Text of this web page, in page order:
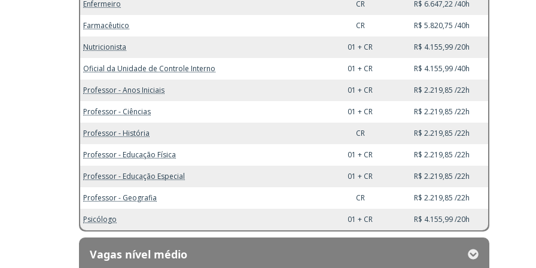
Enfermeiro CR R$ 6.647,22 /40h
Farmacêutico CR R$ 5.820,75 /40h
Nutricionista 01 + CR R$ 4.155,99 /20h
Oficial da Unidade de Controle Interno 01 + CR R$ 4.155,99 /40h
Professor - Anos Iniciais 01 + CR R$ 2.219,85 /22h
Professor - Ciências 01 + CR R$ 2.219,85 /22h
Professor - História CR R$ 2.219,85 /22h
Professor - Educação Física 01 + CR R$ 2.219,85 /22h
Professor - Educação Especial 01 + CR R$ 2.219,85 /22h
Professor - Geografia CR R$ 2.219,85 /22h
Psicólogo 01 + CR R$ 4.155,99 /20h
Vagas nível médio